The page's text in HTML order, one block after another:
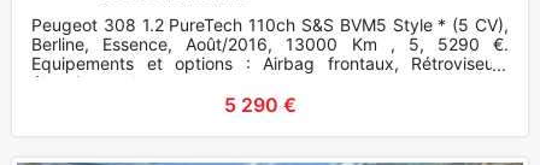
Peugeot 308 1.2 PureTech 110ch S&S BVM5 Style * (5 CV),
Berline, Essence, Août/2016, 13000 Km , 5, 5290 €.
Equipements et options : Airbag frontaux, Rétroviseurs
électriques, Acco
5 290 €